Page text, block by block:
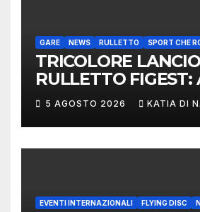
GARE NEWS RULLETTO SPORT CHE
TRICOLORE
RULLETTO FIGEST:
DI CASTELLO
MARCHIGIANI ED
5 AGOSTO 2026 KATIA DI
EVENTI INTERNAZIONALI FLYING DISC